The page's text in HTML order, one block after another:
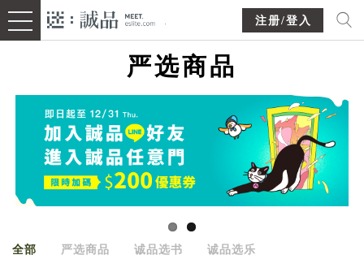
注册/登入
严选商品
全部 严选商品 诚品选书 诚品选乐